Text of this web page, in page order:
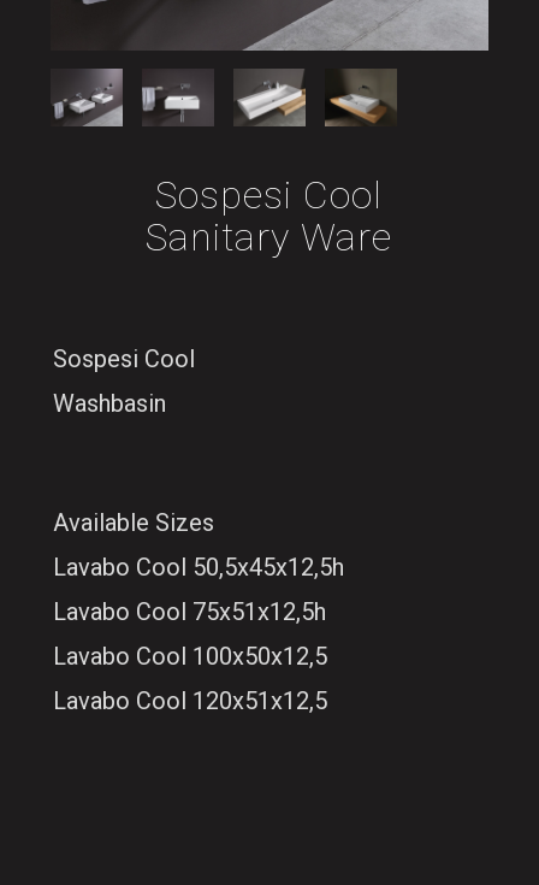
Sospesi Cool
Sanitary Ware
Sospesi Cool
Washbasin
Available Sizes
Lavabo Cool 50,5x45x12,5h
Lavabo Cool 75x51x12,5h
Lavabo Cool 100x50x12,5
Lavabo Cool 120x51x12,5